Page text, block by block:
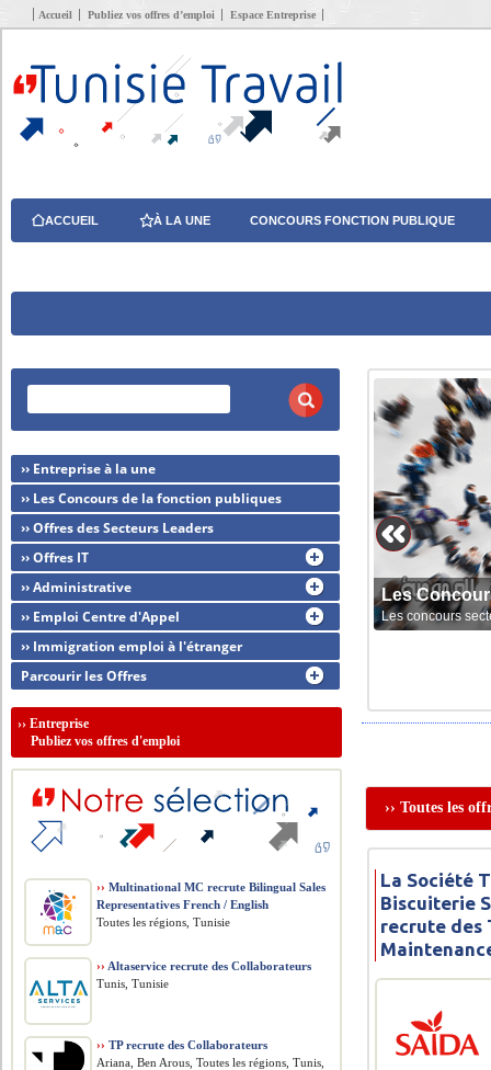
Accueil Publiez vos offres d’emploi Espace Entreprise
ACCUEIL À LA UNE CONCOURS FONCTION PUBLIQUE
Les
Les concours
›› Toutes les
La Société
Biscuiterie
recrute des
›› Entreprise à la une
›› Les Concours de la fonction publiques
›› Offres des Secteurs Leaders
›› Offres IT
›› Administrative
›› Emploi Centre d'Appel
›› Immigration emploi à l'étranger
Parcourir les Offres
››Entreprise
Publiez vos offres d'emploi
›› Multinational MC recrute Bilingual Sales
Representatives French / English
Toutes les régions, Tunisie
›› Altaservice recrute des Collaborateurs
Tunis, Tunisie
›› TP recrute des Collaborateurs
Ariana, Ben Arous, Toutes les régions, Tunis,